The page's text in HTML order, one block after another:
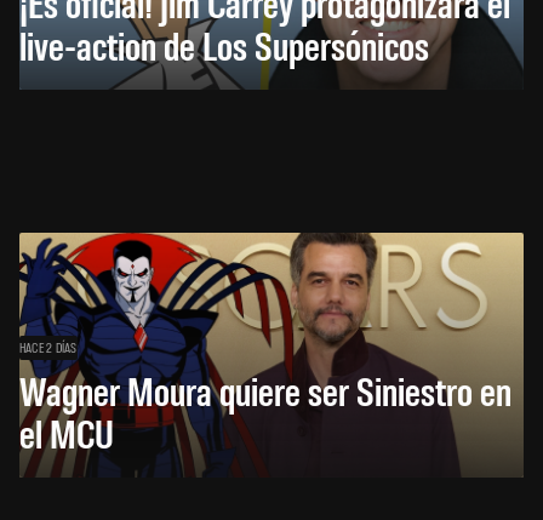
live-action de Los Supersónicos
HACE 2 DÍAS
Wagner Moura quiere ser Siniestro en
el MCU